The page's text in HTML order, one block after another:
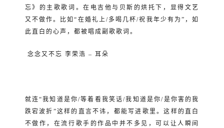
忘》的主歌歌词。在电吉他与贝斯的烘托下，显得文艺
又不做作。比如“在婚礼上/多喝几杯/祝我年少有为”，如
此直白的心声，都被唱成副歌歌词。
念念又不忘 李荣浩 – 耳朵
就连“我知道是你/等着看我笑话/我知道是你/是你害的我
跌宕波折”这样的直言不讳，都能写进歌里。这样的直白
不做作，在流行歌手的作品中并不多见，可以让人瞬间